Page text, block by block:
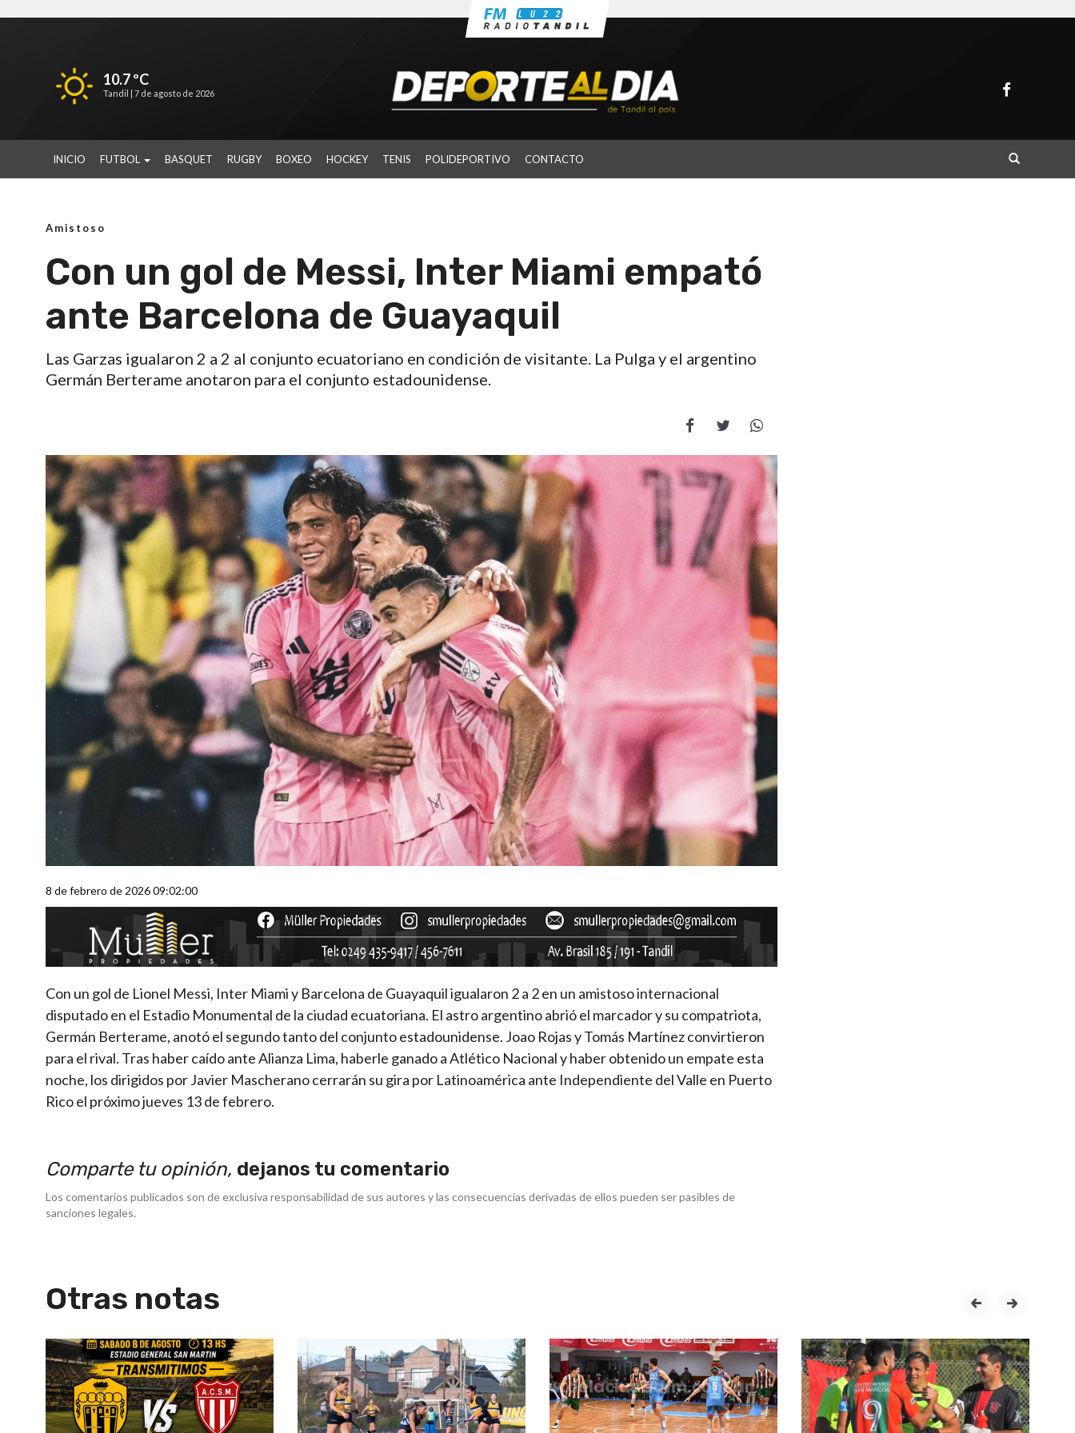
10.7 ºC
Tandil | 7 de agosto de 2026
INICIO FUTBOL BASQUET RUGBY BOXEO HOCKEY TENIS POLIDEPORTIVO CONTACTO
Amistoso
Con un gol de Messi, Inter Miami empató
ante Barcelona de Guayaquil
Las Garzas igualaron 2 a 2 al conjunto ecuatoriano en condición de visitante. La Pulga y el argentino
Germán Berterame anotaron para el conjunto estadounidense.
8 de febrero de 2026 09:02:00
Con un gol de Lionel Messi, Inter Miami y Barcelona de Guayaquil igualaron 2 a 2 en un amistoso internacional
disputado en el Estadio Monumental de la ciudad ecuatoriana. El astro argentino abrió el marcador y su compatriota,
Germán Berterame, anotó el segundo tanto del conjunto estadounidense. Joao Rojas y Tomás Martínez convirtieron
para el rival. Tras haber caído ante Alianza Lima, haberle ganado a Atlético Nacional y haber obtenido un empate esta
noche, los dirigidos por Javier Mascherano cerrarán su gira por Latinoamérica ante Independiente del Valle en Puerto
Rico el próximo jueves 13 de febrero.
Comparte tu opinión, dejanos tu comentario
Los comentarios publicados son de exclusiva responsabilidad de sus autores y las consecuencias derivadas de ellos pueden ser pasibles de
sanciones legales.
Otras notas prev next